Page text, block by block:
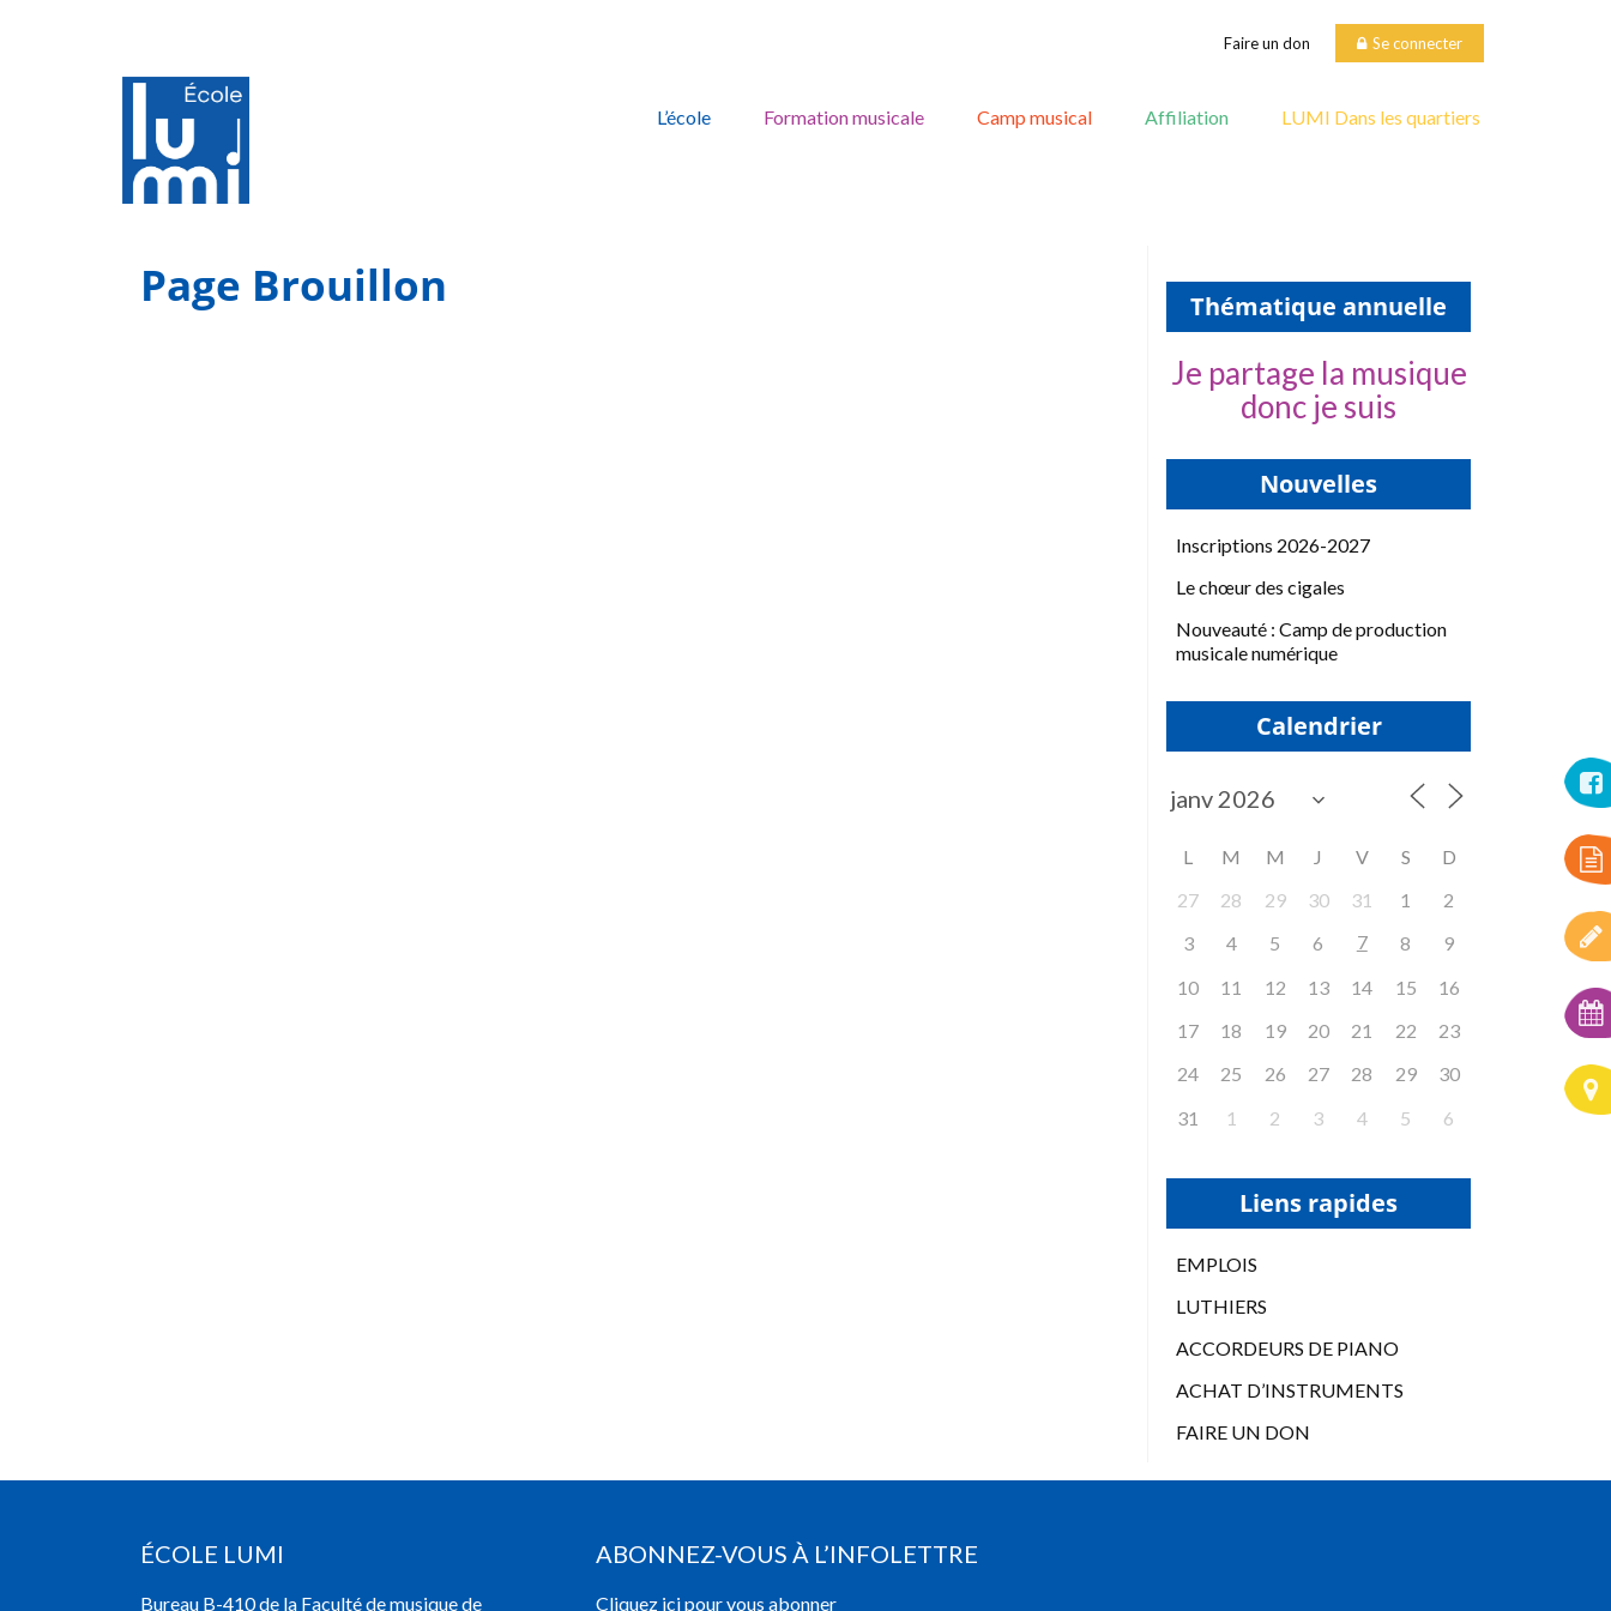
Faire un don Se connecter
content
L’école Formation musicale Camp musical Affiliation LUMI Dans les quartiers
Page Brouillon Thématique annuelle
Je partage la musique
donc je suis
Nouvelles
Inscriptions 2026-2027
Le chœur des cigales
Nouveauté : Camp de production
musicale numérique
Calendrier
L M M J V S
D
27
28 29 30 31 1
2
3
4 5 6 7 8
9
10
11 12 13 14 15
16
17
18 19 20 21 22
23
24
25 26 27 28 29
30
31
1 2 3 4 5 6
Liens rapides
EMPLOIS
LUTHIERS
ACCORDEURS DE PIANO
ACHAT D’INSTRUMENTS
FAIRE UN DON
ÉCOLE LUMI
Bureau B-410 de la Faculté de musique de
ABONNEZ-VOUS À L’INFOLETTRE
Cliquez ici pour vous abonner